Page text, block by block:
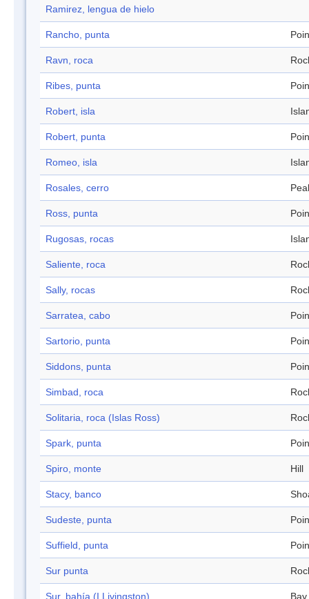
Ramirez, lengua de hielo
Rancho, punta
Ravn, roca
Ribes, punta
Robert, isla
Robert, punta
Romeo, isla
Rosales, cerro
Ross, punta
Rugosas, rocas
Saliente, roca
Sally, rocas
Sarratea, cabo
Sartorio, punta
Siddons, punta
Simbad, roca
Solitaria, roca (Islas Ross)
Spark, punta
Spiro, monte Hill
Stacy, banco
Sudeste, punta
Suffield, punta
Sur punta
Sur, bahía (I.Livingston) Bay